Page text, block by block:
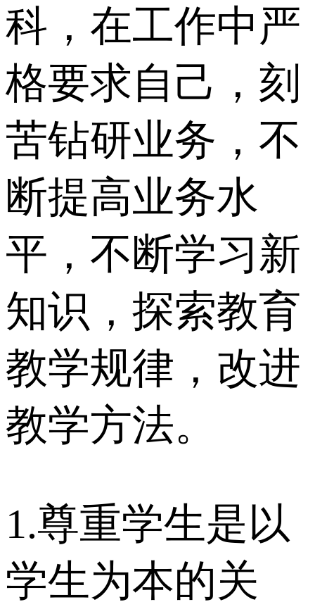
科，在工作中严
格要求自己，刻
苦钻研业务，不
断提高业务水
平，不断学习新
知识，探索教育
教学规律，改进
教学方法。
1.尊重学生是以
学生为本的关